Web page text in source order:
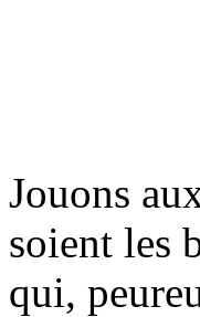
Jouons
soient les
qui,